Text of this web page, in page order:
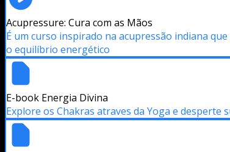
Acupressure: Cura com as Mãos
É um curso inspirado na acupressão indiana
o equilíbrio energético
E-book Energia Divina
Explore os Chakras atraves da Yoga e desperte